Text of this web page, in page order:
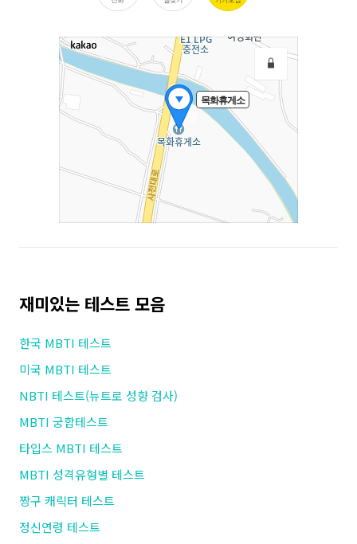
재미있는 테스트 모음
한국 MBTI 테스트
미국 MBTI 테스트
NBTI 테스트(뉴트로 성향 검사)
MBTI 궁합테스트
타입스 MBTI 테스트
MBTI 성격유형별 테스트
짱구 캐릭터 테스트
정신연령 테스트